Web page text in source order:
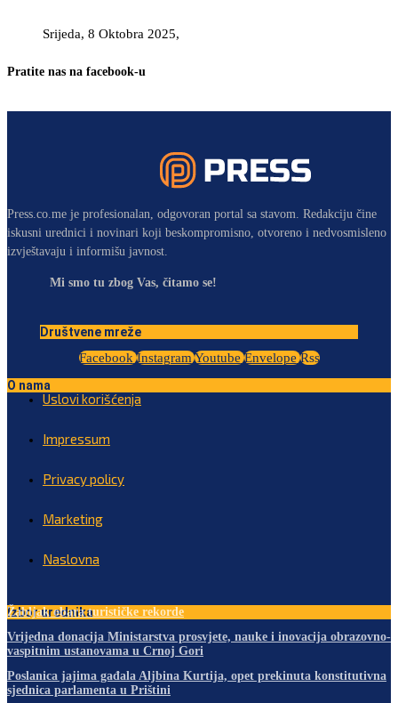
Srijeda, 8 Oktobra 2025,
Pratite nas na facebook-u
Press.co.me je profesionalan, odgovoran portal sa stavom. Redakciju čine
iskusni urednici i novinari koji beskompromisno, otvoreno i nedvosmisleno
izvještavaju i informišu javnost.
Mi smo tu zbog Vas, čitamo se!
Društvene mreže
Facebook Instagram Youtube Envelope Rss
O nama
Uslovi korišćenja
Impressum
Privacy policy
Marketing
Naslovna
Izbor urednika
Žabljak obara turističke rekorde
Vrijedna donacija Ministarstva prosvjete, nauke i inovacija obrazovno-
vaspitnim ustanovama u Crnoj Gori
Poslanica jajima gađala Aljbina Kurtija, opet prekinuta konstitutivna
sjednica parlamenta u Prištini